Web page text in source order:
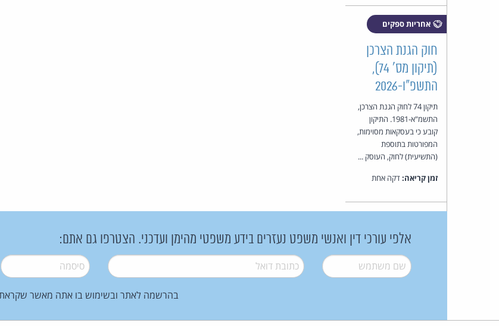
אחריות ספקים
חוק הגנת הצרכן
(תיקון מס' 74),
התשפ"ו-2026
תיקון 74 לחוק הגנת הצרכן,
התשמ"א-1981. התיקון
קובע כי בעסקאות מסוימות,
המפורטות בתוספת
(התשיעית) לחוק, העוסק ...
זמן קריאה:דקה אחת
אלפי עורכי דין ואנשי משפט נעזרים בידע משפטי מהימן ועדכני. הצטרפו גם אתם:
שם משתמש* דואל* סיסמה*
בהרשמה לאתר ובשימוש בו אתה מאשר